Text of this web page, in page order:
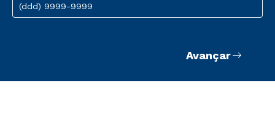
(ddd) 9999-9999
Avançar